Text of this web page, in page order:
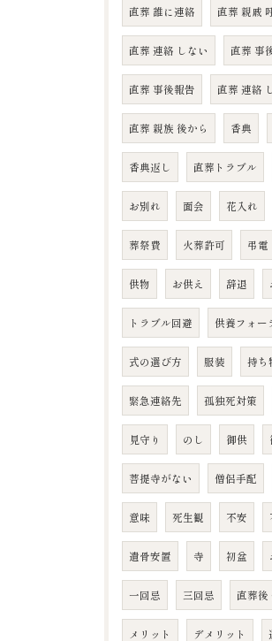
直葬 誰に連絡 直葬 親戚
直葬 連絡 しない 直葬 事
直葬 事後報告 直葬 連絡
直葬 親族 後から 香典
香典返し 直葬トラブル
お別れ 面会 花入れ
葬祭費 火葬許可 弔電
供物 お供え 辞退
トラブル回避 供養フォー
式の選び方 服装 持ち
緊急連絡先 孤独死対策
見守り のし 御供
菩提寺がない 僧侶手配
意味 死生観 不安
遺骨安置 寺 初盆
一回忌 三回忌 直葬後
メリット デメリット